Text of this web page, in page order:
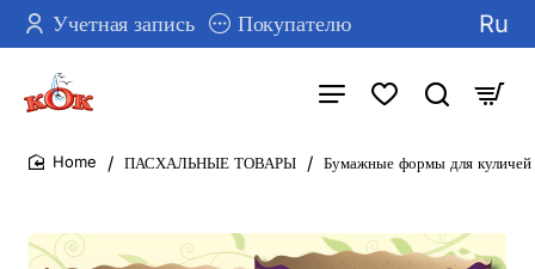
Учетная запись Покупателю Ru
ПАСХАЛЬНЫЕ ТОВАРЫ Бумажные формы для куличей